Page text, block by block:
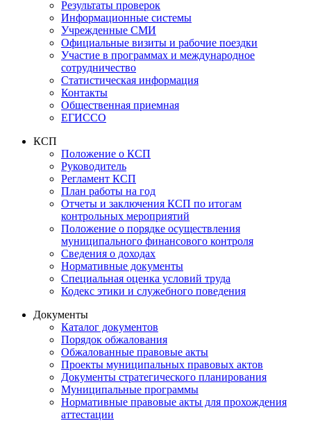
Результаты проверок
Информационные системы
Учрежденные СМИ
Официальные визиты и рабочие поездки
Участие в программах и международное
сотрудничество
Статистическая информация
Контакты
Общественная приемная
ЕГИССО
КСП
Положение о КСП
Руководитель
Регламент КСП
План работы на год
Отчеты и заключения КСП по итогам
контрольных мероприятий
Положение о порядке осуществления
муниципального финансового контроля
Сведения о доходах
Нормативные документы
Специальная оценка условий труда
Кодекс этики и служебного поведения
Документы
Каталог документов
Порядок обжалования
Обжалованные правовые акты
Проекты муниципальных правовых актов
Документы стратегического планирования
Муниципальные программы
Нормативные правовые акты для прохождения
аттестации